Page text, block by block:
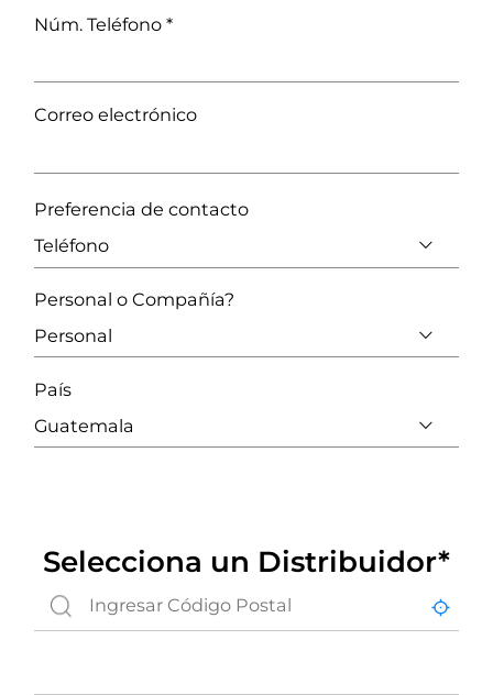
Núm. Teléfono*
Correo electrónico
Preferencia de contacto
Personal o Compañía?
País
Selecciona un Distribuidor*